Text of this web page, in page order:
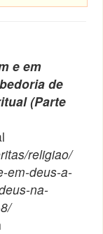
e em
de
(Parte
religiao/
em-deus-a-
na-